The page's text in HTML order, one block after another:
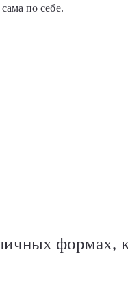
по себе.
формах,